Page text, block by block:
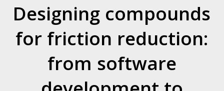
Designing compounds
for friction reduction:
from software